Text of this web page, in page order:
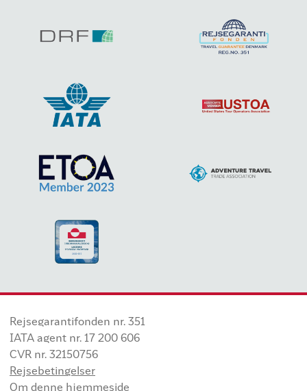
Rejsegarantifonden nr. 351
IATA agent nr. 17 200 606
CVR nr. 32150756
Rejsebetingelser
Om denne hjemmeside